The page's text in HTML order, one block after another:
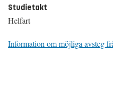
Studietakt
Helfart
Information om möjliga avsteg